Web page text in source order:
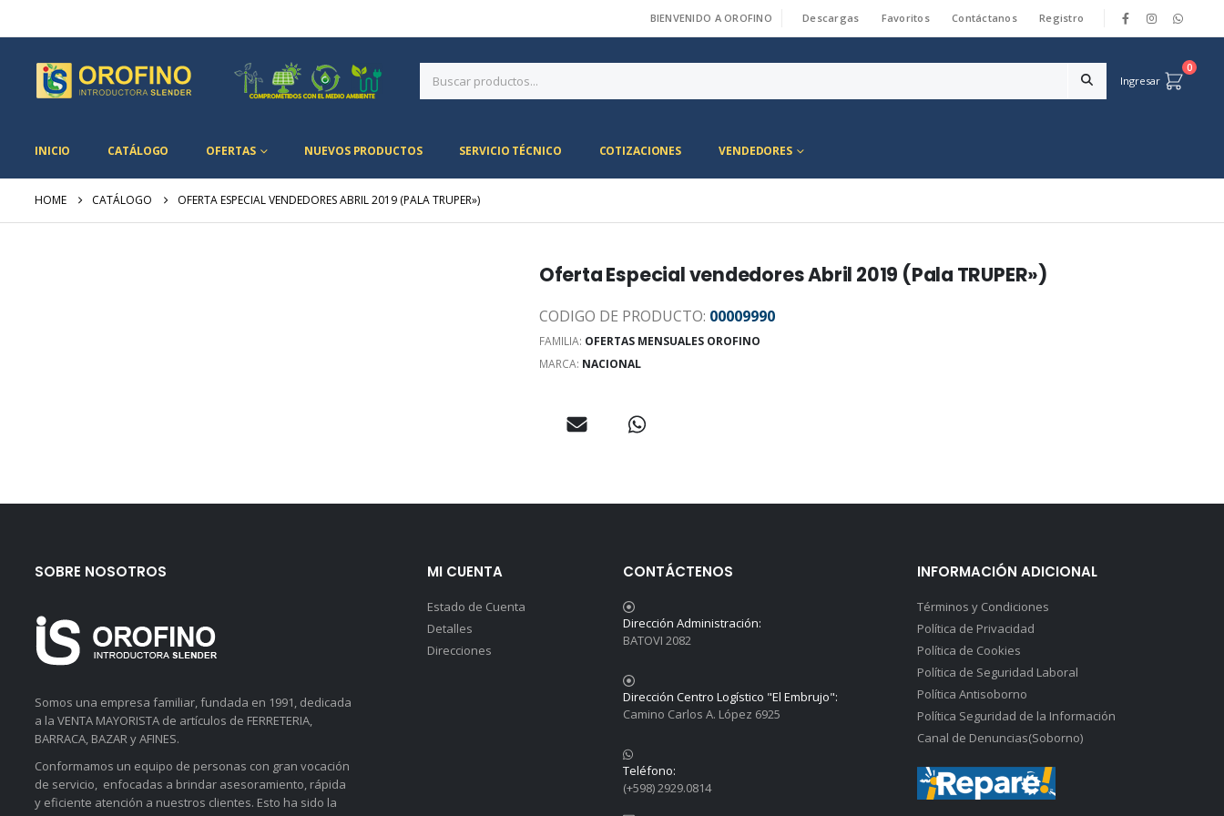
BIENVENIDO A OROFINO Descargas Favoritos Contáctanos Registro
Ingresar
0
INICIO CATÁLOGO OFERTAS NUEVOS PRODUCTOS SERVICIO TÉCNICO COTIZACIONES VENDEDORES
HOME CATÁLOGO OFERTA ESPECIAL VENDEDORES ABRIL 2019 (PALA TRUPER»)
Oferta Especial vendedores Abril 2019 (Pala TRUPER»)
CODIGO DE PRODUCTO: 00009990
FAMILIA: OFERTAS MENSUALES OROFINO
MARCA: NACIONAL
SOBRE NOSOTROS
Somos una empresa familiar, fundada en 1991, dedicada
a la VENTA MAYORISTA de artículos de FERRETERIA,
BARRACA, BAZAR y AFINES.
Conformamos un equipo de personas con gran vocación
de servicio, enfocadas a brindar asesoramiento, rápida
y eficiente atención a nuestros clientes. Esto ha sido la
MI CUENTA
Estado de Cuenta
Detalles
Direcciones
CONTÁCTENOS
Dirección Administración:
BATOVI 2082
Dirección Centro Logístico "El Embrujo":
Camino Carlos A. López 6925
Teléfono:
(+598) 2929.0814
INFORMACIÓN ADICIONAL
Términos y Condiciones
Política de Privacidad
Política de Cookies
Política de Seguridad Laboral
Política Antisoborno
Política Seguridad de la Información
Canal de Denuncias(Soborno)